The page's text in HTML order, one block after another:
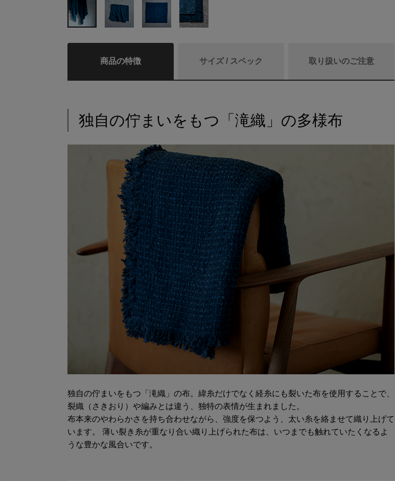
商品の特徴 サイズ / スペック 取り扱いのご注意
独自の佇まいをもつ「滝織」の多様布
独自の佇まいをもつ「滝織」の布。緯糸だけでなく経糸にも裂いた布を使用することで、
裂織（さきおり）や編みとは違う、独特の表情が生まれました。
布本来のやわらかさを持ち合わせながら、強度を保つよう、太い糸を絡ませて織り上げて
います。 薄い裂き糸が重なり合い織り上げられた布は、いつまでも触れていたくなるよ
うな豊かな風合いです。